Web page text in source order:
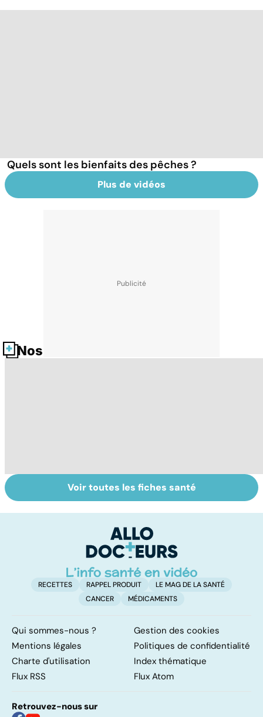
Quels sont les bienfaits des pêches ?
Plus de vidéos
Nos fiches santé
Les agrumes et
leurs bienfaits
Le magnésium,
un oligo-élément
Voir toutes les fiches santé
RECETTES RAPPEL PRODUIT
LE MAG DE LA SANTÉ
CANCER
MÉDICAMENTS
Qui sommes-nous ?
Gestion des cookies
Mentions légales
Politiques de confidentialité
Charte d'utilisation
Index thématique
Flux RSS
Flux Atom
Retrouvez-nous sur